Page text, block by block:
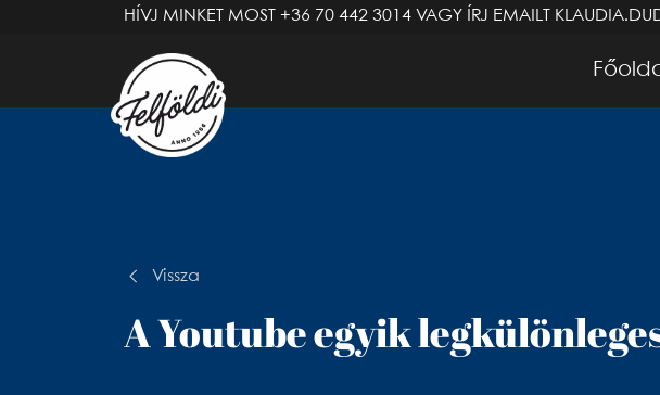
HÍVJ MINKET MOST +36 70 442 3014 VAGY ÍRJ EMAILT
Vissza
A Youtube egyik